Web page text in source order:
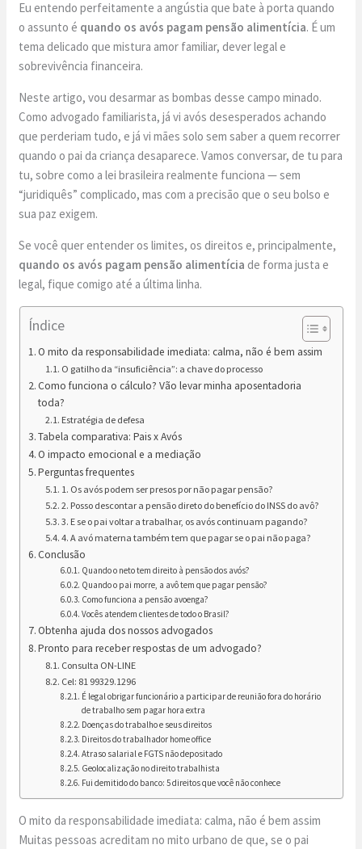
Eu entendo perfeitamente a angústia que bate à porta quando
o assunto é quando os avós pagam pensão alimentícia. É um
tema delicado que mistura amor familiar, dever legal e
sobrevivência financeira.
Neste artigo, vou desarmar as bombas desse campo minado.
Como advogado familiarista, já vi avós desesperados achando
que perderiam tudo, e já vi mães solo sem saber a quem recorrer
quando o pai da criança desaparece. Vamos conversar, de tu para
tu, sobre como a lei brasileira realmente funciona — sem
“juridiquês” complicado, mas com a precisão que o seu bolso e
sua paz exigem.
Se você quer entender os limites, os direitos e, principalmente,
quando os avós pagam pensão alimentícia de forma justa e
legal, fique comigo até a última linha.
Índice
O mito da responsabilidade imediata: calma, não é bem assim
O gatilho da “insuficiência”: a chave do processo
Como funciona o cálculo? Vão levar minha aposentadoria
toda?
Estratégia de defesa
Tabela comparativa: Pais x Avós
O impacto emocional e a mediação
Perguntas frequentes
1. Os avós podem ser presos por não pagar pensão?
2. Posso descontar a pensão direto do benefício do INSS do avô?
3. E se o pai voltar a trabalhar, os avós continuam pagando?
4. A avó materna também tem que pagar se o pai não paga?
Conclusão
Quando o neto tem direito à pensão dos avós?
Quando o pai morre, a avô tem que pagar pensão?
Como funciona a pensão avoenga?
Vocês atendem clientes de todo o Brasil?
Obtenha ajuda dos nossos advogados
Pronto para receber respostas de um advogado?
Consulta ON-LINE
Cel: 81 99329.1296
É legal obrigar funcionário a participar de reunião fora do horário
de trabalho sem pagar hora extra
Doenças do trabalho e seus direitos
Direitos do trabalhador home office
Atraso salarial e FGTS não depositado
Geolocalização no direito trabalhista
Fui demitido do banco: 5 direitos que você não conhece
O mito da responsabilidade imediata: calma, não é bem assim
Muitas pessoas acreditam no mito urbano de que, se o pai